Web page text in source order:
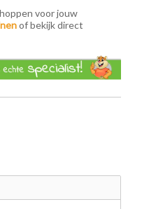
voor jouw
of bekijk direct